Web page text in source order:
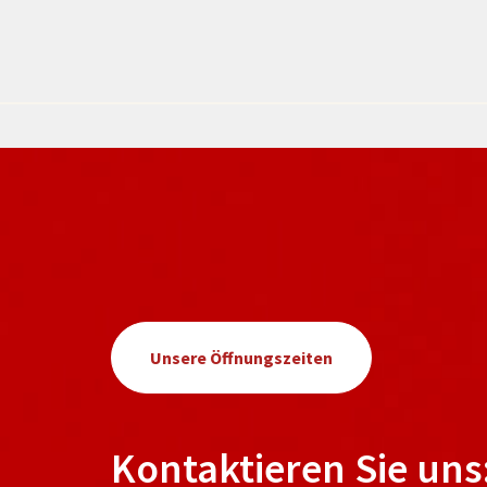
Unsere Öffnungszeiten
Kontaktieren Sie